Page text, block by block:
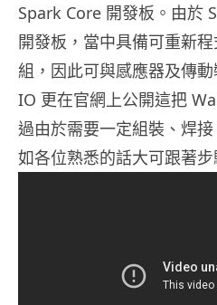
Spark Core 開發板。由於
開發板，當中具備可重新
組，因此可與感應器及傳
IO 更在官網上公開這把
過由於需要一定組裝、焊
如各位熟悉的話大可跟著